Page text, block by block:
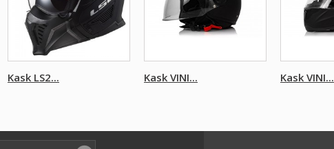
Kask LS2... Kask VINI... Kask VINI...